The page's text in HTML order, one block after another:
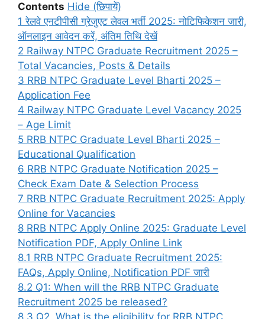
Contents Hide (छिपायें)
1 रेलवे एनटीपीसी ग्रेजुएट लेवल भर्ती 2025: नोटिफिकेशन जारी,
ऑनलाइन आवेदन करें, अंतिम तिथि देखें
2 Railway NTPC Graduate Recruitment 2025 –
Total Vacancies, Posts & Details
3 RRB NTPC Graduate Level Bharti 2025 –
Application Fee
4 Railway NTPC Graduate Level Vacancy 2025
– Age Limit
5 RRB NTPC Graduate Level Bharti 2025 –
Educational Qualification
6 RRB NTPC Graduate Notification 2025 –
Check Exam Date & Selection Process
7 RRB NTPC Graduate Recruitment 2025: Apply
Online for Vacancies
8 RRB NTPC Apply Online 2025: Graduate Level
Notification PDF, Apply Online Link
8.1 RRB NTPC Graduate Recruitment 2025:
FAQs, Apply Online, Notification PDF जारी
8.2 Q1: When will the RRB NTPC Graduate
Recruitment 2025 be released?